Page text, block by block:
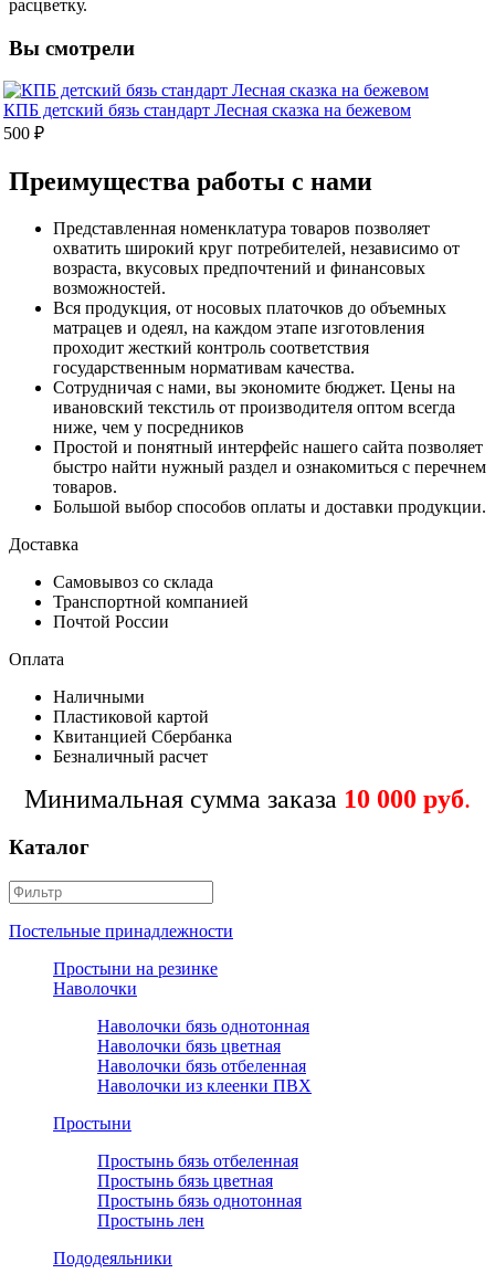
расцветку.
Вы смотрели
КПБ детский бязь стандарт Лесная сказка на бежевом
500 ₽
Преимущества работы с нами
Представленная номенклатура товаров позволяет
охватить широкий круг потребителей, независимо от
возраста, вкусовых предпочтений и финансовых
возможностей.
Вся продукция, от носовых платочков до объемных
матрацев и одеял, на каждом этапе изготовления
проходит жесткий контроль соответствия
государственным нормативам качества.
Сотрудничая с нами, вы экономите бюджет. Цены на
ивановский текстиль от производителя оптом всегда
ниже, чем у посредников
Простой и понятный интерфейс нашего сайта позволяет
быстро найти нужный раздел и ознакомиться с перечнем
товаров.
Большой выбор способов оплаты и доставки продукции.
Доставка
Самовывоз со склада
Транспортной компанией
Почтой России
Оплата
Наличными
Пластиковой картой
Квитанцией Сбербанка
Безналичный расчет
Минимальная сумма заказа 10 000 руб.
Каталог
Постельные принадлежности
Простыни на резинке
Наволочки
Наволочки бязь однотонная
Наволочки бязь цветная
Наволочки бязь отбеленная
Наволочки из клеенки ПВХ
Простыни
Простынь бязь отбеленная
Простынь бязь цветная
Простынь бязь однотонная
Простынь лен
Пододеяльники